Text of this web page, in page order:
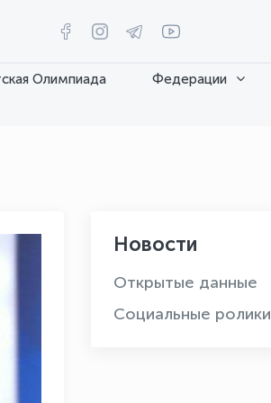
Олимпиада Федерации
Новости
Открытые данные
Социальные ролики